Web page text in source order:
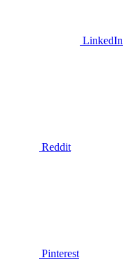
LinkedIn
Reddit
Pinterest